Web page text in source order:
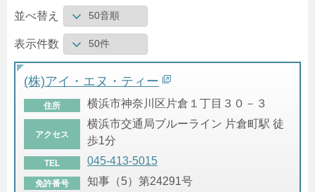
並べ替え
表示件数
(株)アイ・エヌ・ティー
住所 横浜市神奈川区片倉１丁目３０－３
アクセス
横浜市交通局ブルーライン 片倉町駅 徒
歩1分
TEL 045-413-5015
免許番号 知事（5）第24291号